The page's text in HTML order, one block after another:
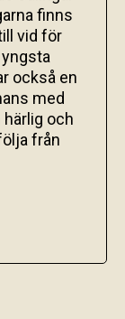
finns
vid för
också en
med
härlig och
från